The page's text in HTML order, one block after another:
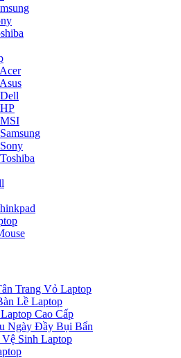
Trang Vỏ Laptop
Lề Laptop
Cao Cấp
Ngày Đầy Bụi Bẩn
Sinh Laptop